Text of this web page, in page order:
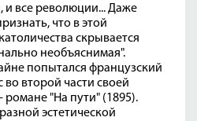
и все революции... Даже
что в этой
скрывается
необъяснимая".
попытался французский
второй части своей
романе "На пути" (1895).
эстетической